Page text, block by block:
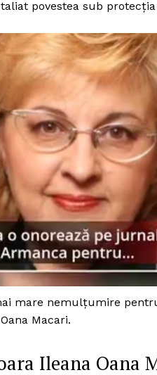
povestea sub
mare nemulţumire
Macari.
Ileana Oana